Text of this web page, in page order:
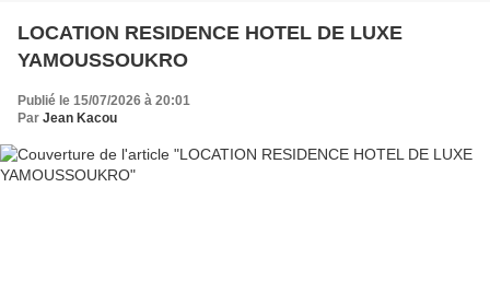
LOCATION RESIDENCE HOTEL DE LUXE
YAMOUSSOUKRO
Publié le 15/07/2026 à 20:01
Par Jean Kacou